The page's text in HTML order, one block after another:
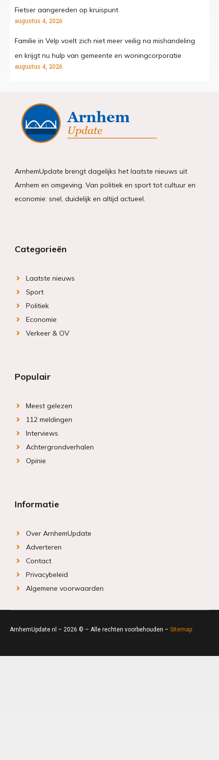
Fietser aangereden op kruispunt
augustus 4, 2026
Familie in Velp voelt zich niet meer veilig na mishandeling
en krijgt nu hulp van gemeente en woningcorporatie
augustus 4, 2026
ArnhemUpdate brengt dagelijks het laatste nieuws uit
Arnhem en omgeving. Van politiek en sport tot cultuur en
economie: snel, duidelijk en altijd actueel.
Categorieën
Laatste nieuws
Sport
Politiek
Economie
Verkeer & OV
Populair
Meest gelezen
112 meldingen
Interviews
Achtergrondverhalen
Opinie
Informatie
Over ArnhemUpdate
Adverteren
Contact
Privacybeleid
Algemene voorwaarden
ArnhemUpdate.nl – 2026 © – Alle rechten voorbehouden – Sitemap